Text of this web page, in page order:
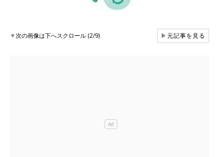
▼次の画像は下へスクロール (2/9) ▶元記事を見る